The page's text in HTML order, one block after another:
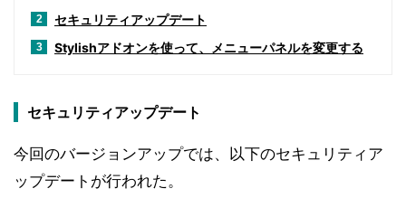
2 セキュリティアップデート
3 Stylishアドオンを使って、メニューパネルを変更する
セキュリティアップデート
今回のバージョンアップでは、以下のセキュリティア
ップデートが行われた。